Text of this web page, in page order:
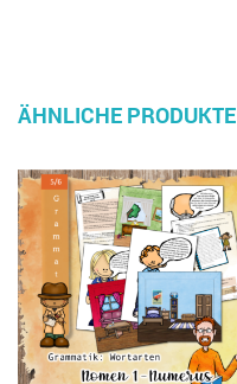
ÄHNLICHE PRODUKTE